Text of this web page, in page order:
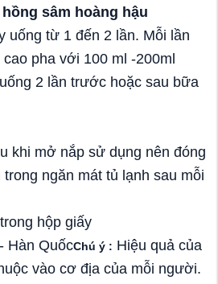
hồng sâm hoàng hậu
uống từ 1 đến 2 lần. Mỗi lần
pha với 100 ml -200ml
2 lần trước hoặc sau bữa
khi mở nắp sử dụng nên đóng
ngăn mát tủ lạnh sau mỗi
hộp giấy
Hàn QuốcChú ý : Hiệu quả của
vào cơ địa của mỗi người.